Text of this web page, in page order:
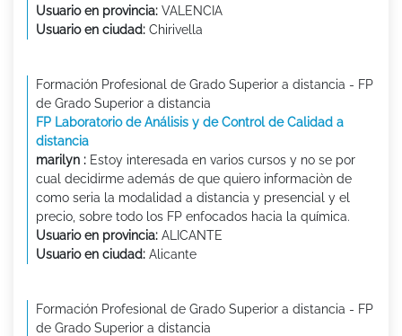
Usuario en provincia: VALENCIA
Usuario en ciudad: Chirivella
Formación Profesional de Grado Superior a distancia - FP
de Grado Superior a distancia
FP Laboratorio de Análisis y de Control de Calidad a
distancia
marilyn : Estoy interesada en varios cursos y no se por
cual decidirme además de que quiero informaciòn de
como seria la modalidad a distancia y presencial y el
precio, sobre todo los FP enfocados hacia la química.
Usuario en provincia: ALICANTE
Usuario en ciudad: Alicante
Formación Profesional de Grado Superior a distancia - FP
de Grado Superior a distancia